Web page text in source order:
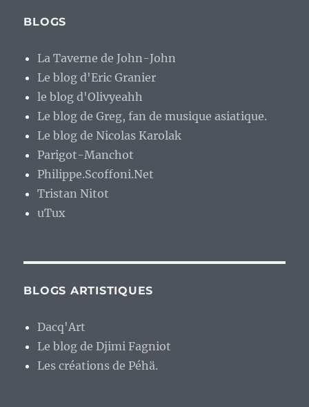
BLOGS
La Taverne de John-John
Le blog d'Eric Granier
le blog d'Olivyeahh
Le blog de Greg, fan de musique asiatique.
Le blog de Nicolas Karolak
Parigot-Manchot
Philippe.Scoffoni.Net
Tristan Nitot
uTux
BLOGS ARTISTIQUES
Dacq'Art
Le blog de Djimi Fagniot
Les créations de Péhä.